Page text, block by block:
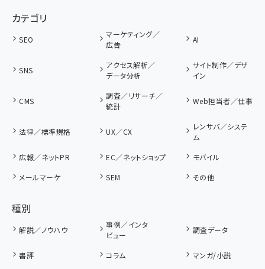
カテゴリ
SEO
マーケティング／
広告
AI
SNS
アクセス解析／
データ分析
サイト制作／デザ
イン
CMS
調査／リサーチ／
統計
Web担当者／仕事
法律／標準規格 UX／CX
レンサバ／システ
ム
広報／ネットPR
EC／ネットショップ
モバイル
メールマーケ
SEM その他
種別
解説／ノウハウ
事例／インタ
ビュー
調査データ
書評 コラム
マンガ/小説